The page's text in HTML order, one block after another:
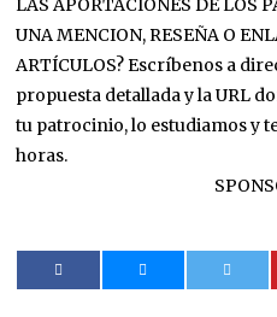
LAS APORTACIONES DE LOS
UNA MENCION, RESEÑA O
ARTÍCULOS? Escríbenos a
propuesta detallada y la URL
tu patrocinio, lo estudiamos y
horas.